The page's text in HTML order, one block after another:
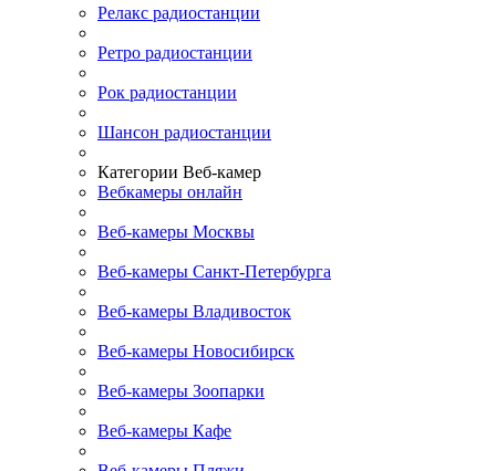
Релакс радиостанции
Ретро радиостанции
Рок радиостанции
Шансон радиостанции
Категории Веб-камер
Вебкамеры онлайн
Веб-камеры Москвы
Веб-камеры Санкт-Петербурга
Веб-камеры Владивосток
Веб-камеры Новосибирск
Веб-камеры Зоопарки
Веб-камеры Кафе